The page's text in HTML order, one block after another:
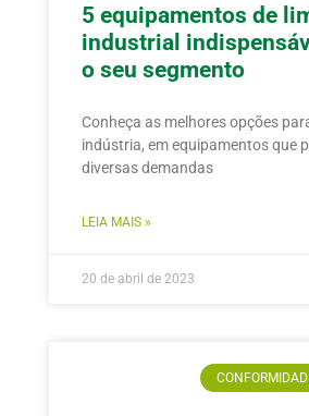
5 equipamentos de
industrial
o seu segmento
Conheça as melhores opções
indústria, em equipamentos que
diversas demandas
LEIA MAIS »
20 de abril de 2023